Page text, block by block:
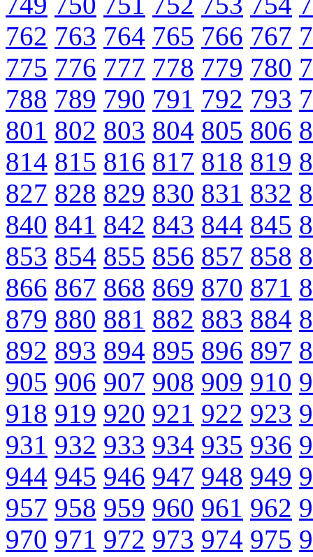
762 763 764 765 766 767
775 776 777 778 779 780
788 789 790 791 792 793
801 802 803 804 805 806
814 815 816 817 818 819
827 828 829 830 831 832
840 841 842 843 844 845
853 854 855 856 857 858
866 867 868 869 870 871
879 880 881 882 883 884
892 893 894 895 896 897
905 906 907 908 909 910
918 919 920 921 922 923
931 932 933 934 935 936
944 945 946 947 948 949
957 958 959 960 961 962
970 971 972 973 974 975